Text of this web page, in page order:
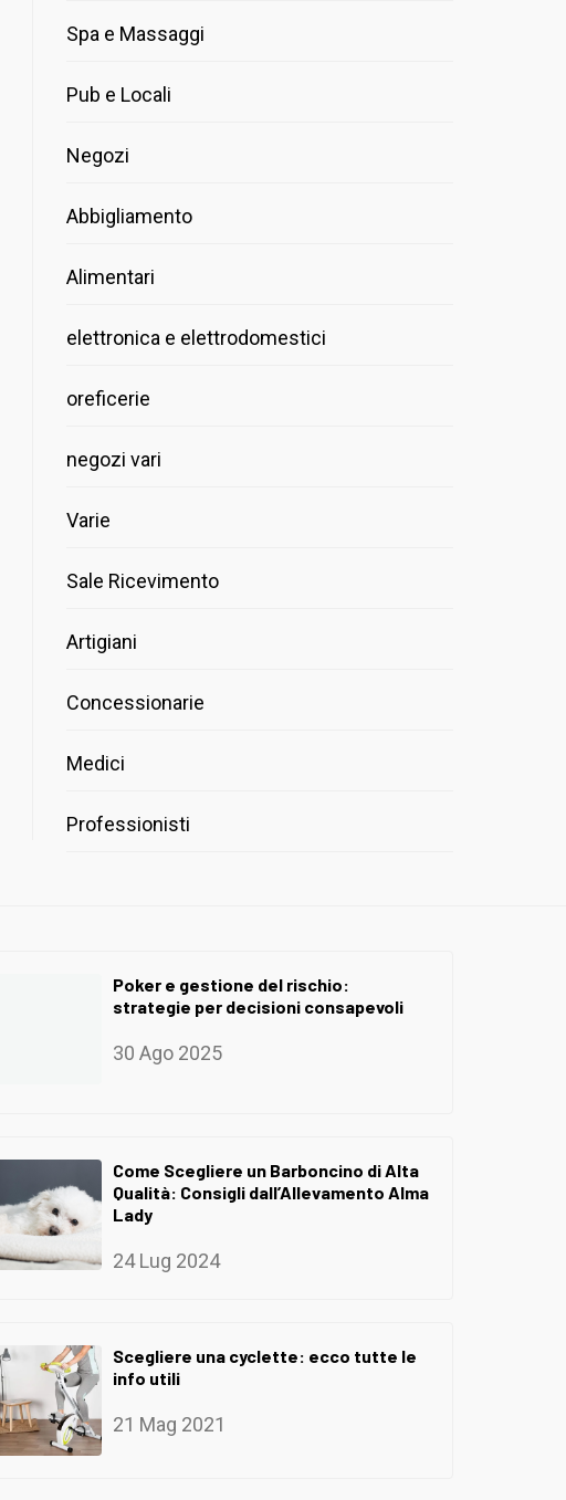
Spa e Massaggi
Pub e Locali
Negozi
Abbigliamento
Alimentari
elettronica e elettrodomestici
oreficerie
negozi vari
Varie
Sale Ricevimento
Artigiani
Concessionarie
Medici
Professionisti
Poker e gestione del rischio:
strategie per decisioni consapevoli
30 Ago 2025
Come Scegliere un Barboncino di Alta
Qualità: Consigli dall’Allevamento Alma
Lady
24 Lug 2024
Scegliere una cyclette: ecco tutte le
info utili
21 Mag 2021